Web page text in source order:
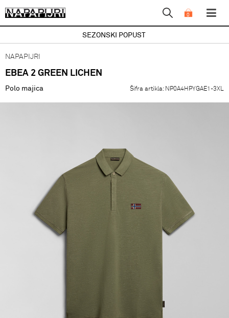
0
SEZONSKI POPUST
NAPAPIJRI
EBEA 2 GREEN LICHEN
Polo majica Šifra artikla: NP0A4HPYGAE1-3XL